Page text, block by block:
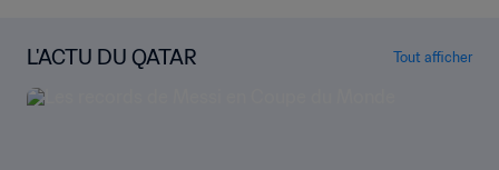
L'ACTU DU QATAR Tout afficher